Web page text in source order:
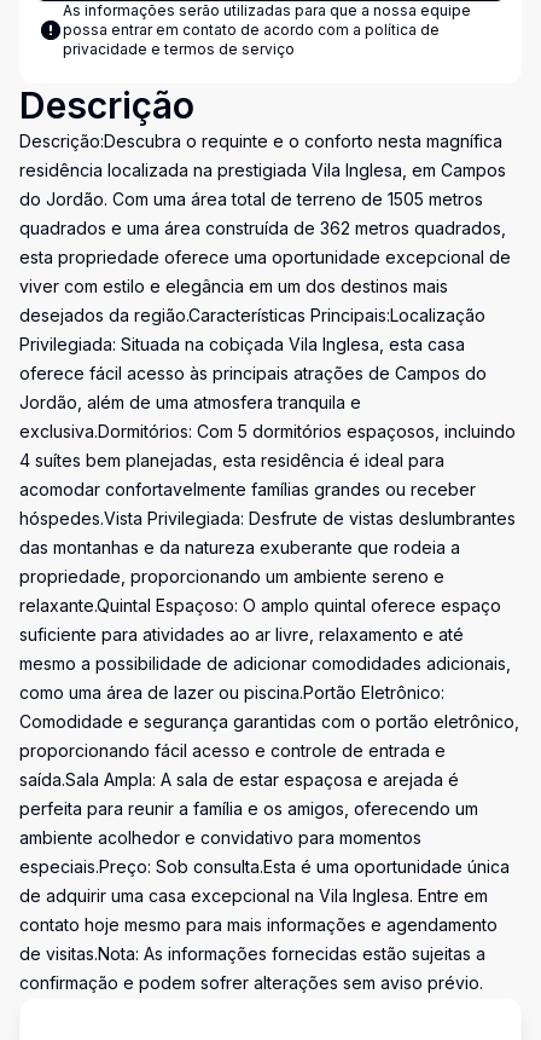
As informações serão utilizadas para que a nossa equipe
possa entrar em contato de acordo com a política de
privacidade e termos de serviço
Descrição
Descrição:Descubra o requinte e o conforto nesta magnífica
residência localizada na prestigiada Vila Inglesa, em Campos
do Jordão. Com uma área total de terreno de 1505 metros
quadrados e uma área construída de 362 metros quadrados,
esta propriedade oferece uma oportunidade excepcional de
viver com estilo e elegância em um dos destinos mais
desejados da região.Características Principais:Localização
Privilegiada: Situada na cobiçada Vila Inglesa, esta casa
oferece fácil acesso às principais atrações de Campos do
Jordão, além de uma atmosfera tranquila e
exclusiva.Dormitórios: Com 5 dormitórios espaçosos, incluindo
4 suítes bem planejadas, esta residência é ideal para
acomodar confortavelmente famílias grandes ou receber
hóspedes.Vista Privilegiada: Desfrute de vistas deslumbrantes
das montanhas e da natureza exuberante que rodeia a
propriedade, proporcionando um ambiente sereno e
relaxante.Quintal Espaçoso: O amplo quintal oferece espaço
suficiente para atividades ao ar livre, relaxamento e até
mesmo a possibilidade de adicionar comodidades adicionais,
como uma área de lazer ou piscina.Portão Eletrônico:
Comodidade e segurança garantidas com o portão eletrônico,
proporcionando fácil acesso e controle de entrada e
saída.Sala Ampla: A sala de estar espaçosa e arejada é
perfeita para reunir a família e os amigos, oferecendo um
ambiente acolhedor e convidativo para momentos
especiais.Preço: Sob consulta.Esta é uma oportunidade única
de adquirir uma casa excepcional na Vila Inglesa. Entre em
contato hoje mesmo para mais informações e agendamento
de visitas.Nota: As informações fornecidas estão sujeitas a
confirmação e podem sofrer alterações sem aviso prévio.